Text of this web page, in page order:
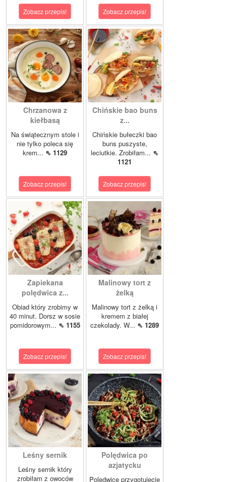
Zobacz przepis! Zobacz przepis!
Chrzanowa z
kiełbasą
Na świątecznym stole i
nie tylko poleca się
krem... ⇖ 1129
Zobacz przepis!
Chińskie bao buns
z...
Chińskie bułeczki bao
buns puszyste,
leciutkie. Zrobiłam... ⇖
1121
Zobacz przepis!
Zapiekana
polędwica z...
Obiad który zrobimy w
40 minut. Dorsz w sosie
pomidorowym... ⇖ 1155
Zobacz przepis!
Malinowy tort z
żelką
Malinowy tort z żelką i
kremem z białej
czekolady. W... ⇖ 1289
Zobacz przepis!
Leśny sernik
Leśny sernik który
zrobiłam z owoców
Polędwica po
azjatycku
Polędwicę przygotujecie